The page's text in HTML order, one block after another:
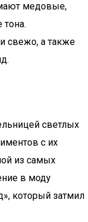
медовые,
свежо, а также
светлых
с их
из самых
в моду
который затмил